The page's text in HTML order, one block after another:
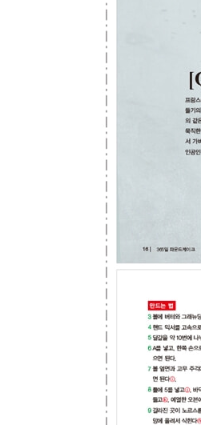
초콜릿과 금귤 콩피[Q]
대표적인 초콜릿 과
자허 토르테 풍 케이
퐁당 쇼콜라[G]
포레누아르 풍 케이
크리스마스 케이크
팽 데피스 풍 케이크
케이크 오 프루이[Q]
사과 케이크
사과 레드 와인 조림
사과 업사이드 다운[G]
달콤한 채소 케이크
당근 케이크[H]
고구마와 꿀[Q]
일본풍 케이크